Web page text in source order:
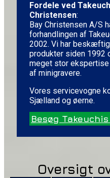
Fordele ved
Christensen:
Bay Christensen A/S
forhandlingen af
2002. Vi har
produkter siden 1992
meget stor
af minigravere.
Vores servicevogne
Sjælland og øerne.
Besøg
Oversigt